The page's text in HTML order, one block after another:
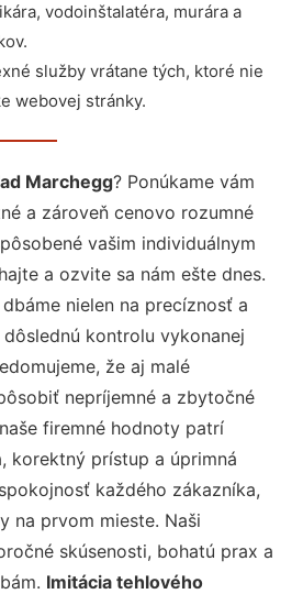
vodoinštalatéra, murára a
služby vrátane tých, ktoré nie
webovej stránky.
Marchegg? Ponúkame vám
a zároveň cenovo rozumné
vašim individuálnym
a ozvite sa nám ešte dnes.
nielen na precíznosť a
kontrolu vykonanej
že aj malé
nepríjemné a zbytočné
firemné hodnoty patrí
korektný prístup a úprimná
každého zákazníka,
na prvom mieste. Naši
skúsenosti, bohatú prax a
Imitácia tehlového